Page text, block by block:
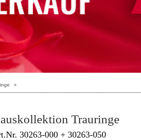
»
Trauringe
30263-000 + 30263-050